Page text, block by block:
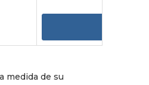
medida de su